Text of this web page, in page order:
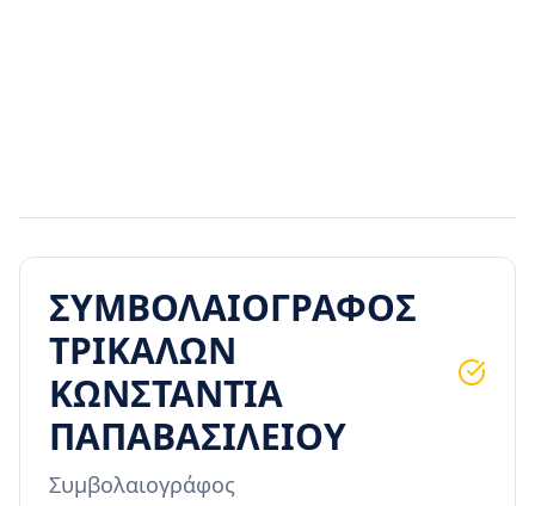
ΣΥΜΒΟΛΑΙΟΓΡΑΦΟΣ
ΤΡΙΚΑΛΩΝ
ΚΩΝΣΤΑΝΤΙΑ
ΠΑΠΑΒΑΣΙΛΕΙΟΥ
Συμβολαιογράφος